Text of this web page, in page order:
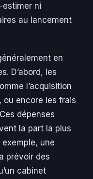
estimer ni
au lancement
en
D’abord, les
l’acquisition
ou encore les frais
dépenses
la part la plus
une
prévoir des
cabinet